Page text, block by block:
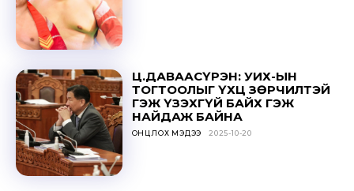
Ц.ДАВААСҮРЭН: УИХ-ЫН
ТОГТООЛЫГ ҮХЦ ЗӨРЧИЛТЭЙ
ГЭЖ ҮЗЭХГҮЙ БАЙХ ГЭЖ
НАЙДАЖ БАЙНА
ОНЦЛОХ МЭДЭЭ 2025-10-20